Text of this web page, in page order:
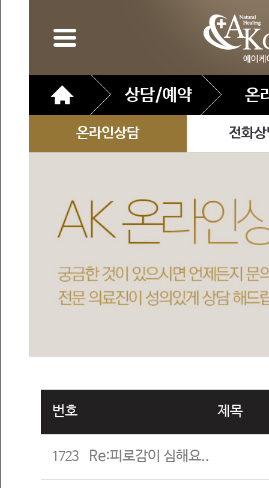
상담/예약 온
온라인상담 전화
번호 제목
1723 Re:피로감이 심해요..